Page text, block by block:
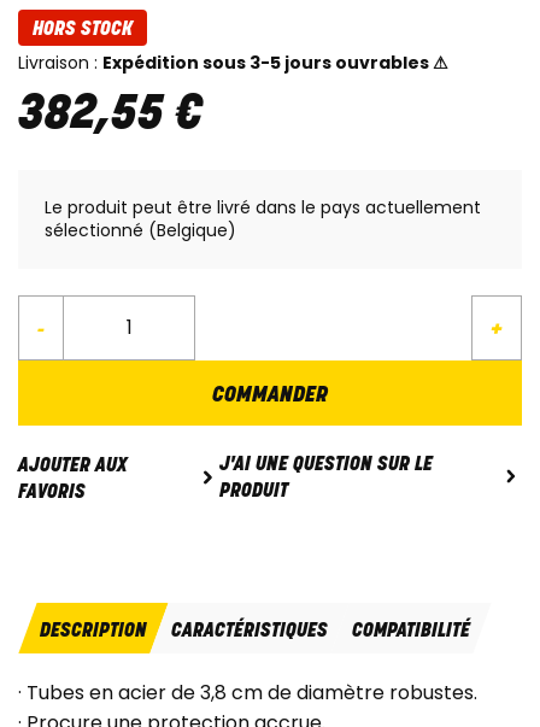
HORS STOCK
Livraison : Expédition sous 3-5 jours ouvrables ⚠
382,55 €
Le produit peut être livré dans le pays actuellement
sélectionné (Belgique)
- +
COMMANDER
AJOUTER AUX
FAVORIS
J'AI UNE QUESTION SUR LE
PRODUIT
DESCRIPTION CARACTÉRISTIQUES COMPATIBILITÉ
· Tubes en acier de 3,8 cm de diamètre robustes.